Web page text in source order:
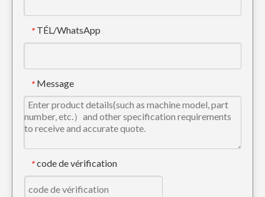
* TÉL/WhatsApp
* Message
* code de vérification